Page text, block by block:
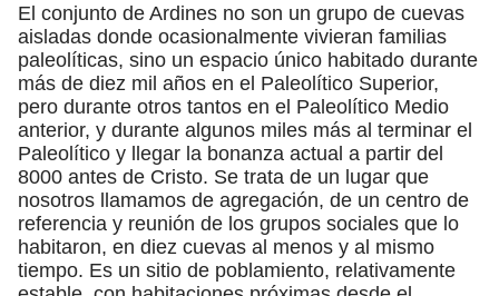
El conjunto de Ardines no son un grupo de cuevas
aisladas donde ocasionalmente vivieran familias
paleolíticas, sino un espacio único habitado durante
más de diez mil años en el Paleolítico Superior,
pero durante otros tantos en el Paleolítico Medio
anterior, y durante algunos miles más al terminar el
Paleolítico y llegar la bonanza actual a partir del
8000 antes de Cristo. Se trata de un lugar que
nosotros llamamos de agregación, de un centro de
referencia y reunión de los grupos sociales que lo
habitaron, en diez cuevas al menos y al mismo
tiempo. Es un sitio de poblamiento, relativamente